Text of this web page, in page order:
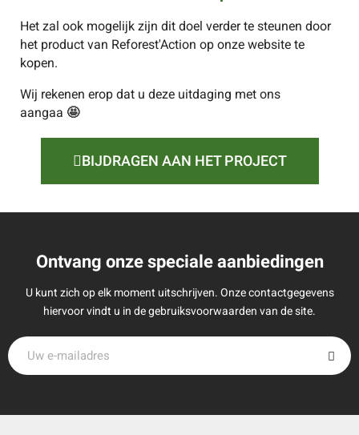
Het zal ook mogelijk zijn dit doel verder te steunen door
het product van Reforest'Action op onze website te
kopen.
Wij rekenen erop dat u deze uitdaging met ons
aangaa 🤩
BIJDRAGEN AAN HET PROJECT
Ontvang onze speciale aanbiedingen
U kunt zich op elk moment uitschrijven. Onze contactgegevens
hiervoor vindt u in de gebruiksvoorwaarden van de site.